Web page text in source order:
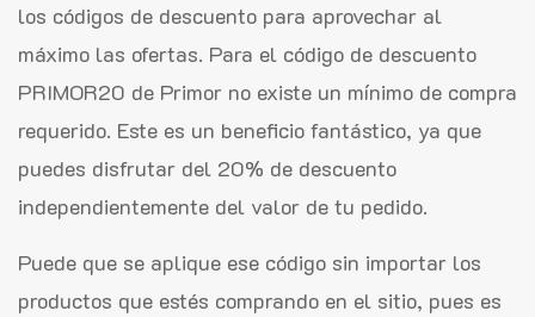
los códigos de descuento para aprovechar al
máximo las ofertas. Para el código de descuento
PRIMOR20 de Primor no existe un mínimo de compra
requerido. Este es un beneficio fantástico, ya que
puedes disfrutar del 20% de descuento
independientemente del valor de tu pedido.
Puede que se aplique ese código sin importar los
productos que estés comprando en el sitio, pues es